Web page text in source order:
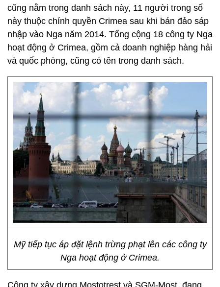
cũng nằm trong danh sách này, 11 người trong số
này thuộc chính quyền Crimea sau khi bán đảo sáp
nhập vào Nga năm 2014. Tổng cộng 18 công ty Nga
hoạt động ở Crimea, gồm cả doanh nghiệp hàng hải
và quốc phòng, cũng có tên trong danh sách.
Mỹ tiếp tục áp đặt lệnh trừng phạt lên các công ty
Nga hoạt động ở Crimea.
Công ty xây dựng Mostotrest và SGM-Most, đang